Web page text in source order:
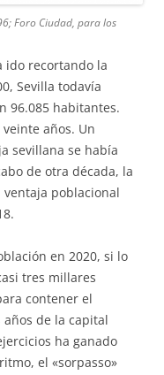
Foro Ciudad, para los
ido recortando la
Sevilla todavía
96.085 habitantes.
años. Un
sevillana se había
de otra década, la
poblacional
en 2020, si lo
tres millares
contener el
de la capital
ha ganado
el «sorpasso»